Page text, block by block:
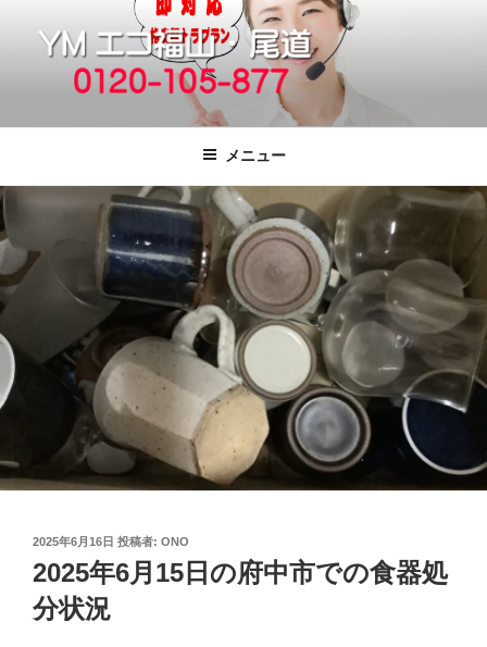
キ
ッ
プ
福山市で格安の不用品回収、買取、処
分は粗大ごみ処分、廃品回収も対応の
YMエコ福山営業所へ。
引っ越しゴミ・粗大ゴミの片付けをいたします
メニュー
投
日:
2025年6月16日 投稿者: ONO
2025年6月15日の府中市での食器処
分状況